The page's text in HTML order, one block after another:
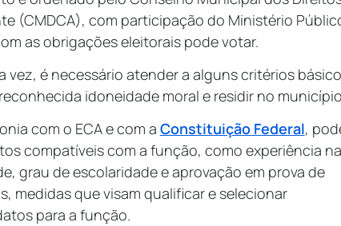
(CMDCA), com participação do Ministério
as obrigações eleitorais pode votar.
vez, é necessário atender a alguns critérios
idoneidade moral e residir no
com o ECA e com a Constituição Federal,
compatíveis com a função, como experiência na
grau de escolaridade e aprovação em prova de
medidas que visam qualificar e selecionar
para a função.